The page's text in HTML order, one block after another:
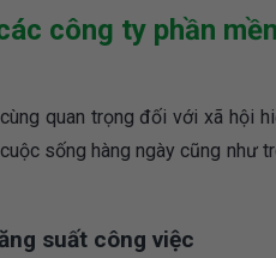
công ty phần
quan trọng đối với xã hội
sống hàng ngày cũng như
suất công việc